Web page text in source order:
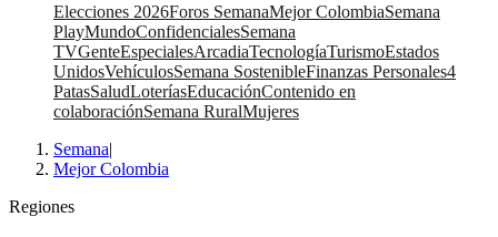
Elecciones 2026Foros SemanaMejor ColombiaSemana
PlayMundoConfidencialesSemana
TVGenteEspecialesArcadiaTecnologíaTurismoEstados
UnidosVehículosSemana SostenibleFinanzas Personales4
PatasSaludLoteríasEducaciónContenido en
colaboraciónSemana RuralMujeres
Semana|
Mejor Colombia
Regiones